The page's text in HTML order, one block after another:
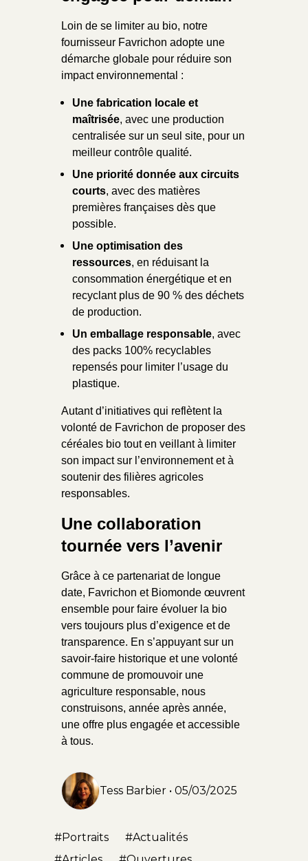
Loin de se limiter au bio, notre
fournisseur Favrichon adopte une
démarche globale pour réduire son
impact environnemental :
Une fabrication locale et
maîtrisée, avec une production
centralisée sur un seul site, pour un
meilleur contrôle qualité.
Une priorité donnée aux circuits
courts, avec des matières
premières françaises dès que
possible.
Une optimisation des
ressources, en réduisant la
consommation énergétique et en
recyclant plus de 90 % des déchets
de production.
Un emballage responsable, avec
des packs 100% recyclables
repensés pour limiter l’usage du
plastique.
Autant d’initiatives qui reflètent la
volonté de Favrichon de proposer des
céréales bio tout en veillant à limiter
son impact sur l’environnement et à
soutenir des filières agricoles
responsables.
Une collaboration
tournée vers l’avenir
Grâce à ce partenariat de longue
date, Favrichon et Biomonde œuvrent
ensemble pour faire évoluer la bio
vers toujours plus d’exigence et de
transparence. En s’appuyant sur un
savoir-faire historique et une volonté
commune de promouvoir une
agriculture responsable, nous
construisons, année après année,
une offre plus engagée et accessible
à tous.
Tess Barbier • 05/03/2025
#Portraits #Actualités